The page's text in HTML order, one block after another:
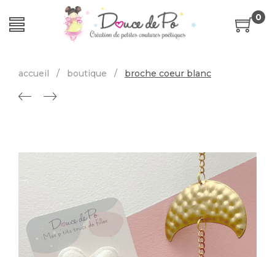
0
accueil / boutique / broche coeur blanc